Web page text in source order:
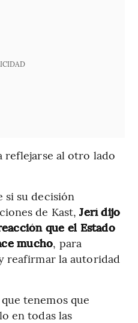
reflejarse al otro lado
si su decisión
de Kast,Jerí dijo
que el Estado
mucho, para
reafirmar la autoridad
tenemos que
en todas las